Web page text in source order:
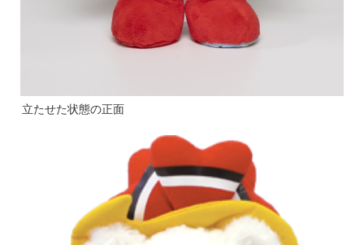
立たせた状態の正面